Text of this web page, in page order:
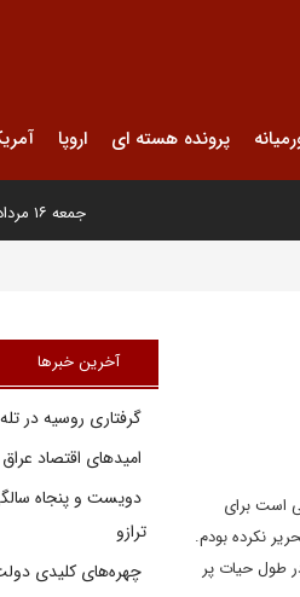
پرونده هسته ای اروپا
جمعه ۱۶ مرداد ۱۴۰۵
است برای
نکرده بودم.
طول حیات پر
آخرین خبرها
گرفتاری روسیه در
امیدهای اقتصاد عراق
دویست و پنجاه
ترازو
چهره‌های کلیدی